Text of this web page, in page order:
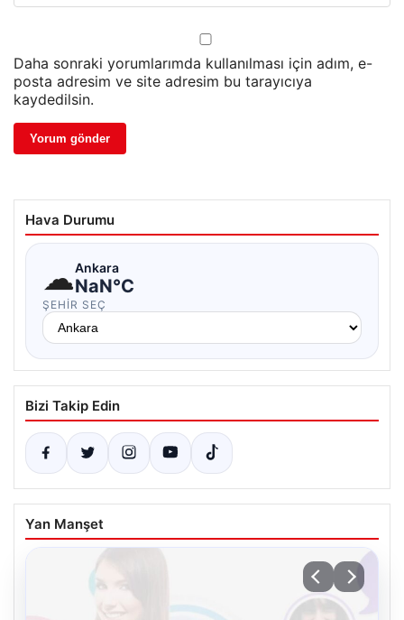
Daha sonraki yorumlarımda kullanılması için adım, e-
posta adresim ve site adresim bu tarayıcıya
kaydedilsin.
Hava Durumu
☁Ankara
NaN°C
ŞEHIR SEÇ
Bizi Takip Edin
Yan Manşet